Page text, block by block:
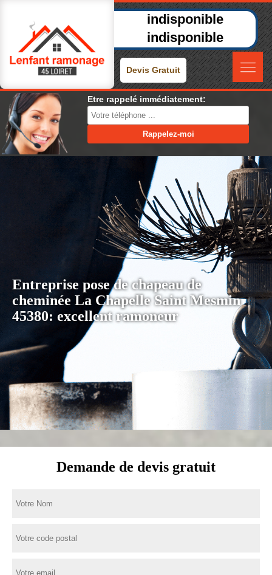
indisponible
indisponible
Devis Gratuit
Etre rappelé immédiatement:
Entreprise pose de chapeau de
cheminée La Chapelle Saint Mesmin
45380: excellent ramoneur
Demande de devis gratuit